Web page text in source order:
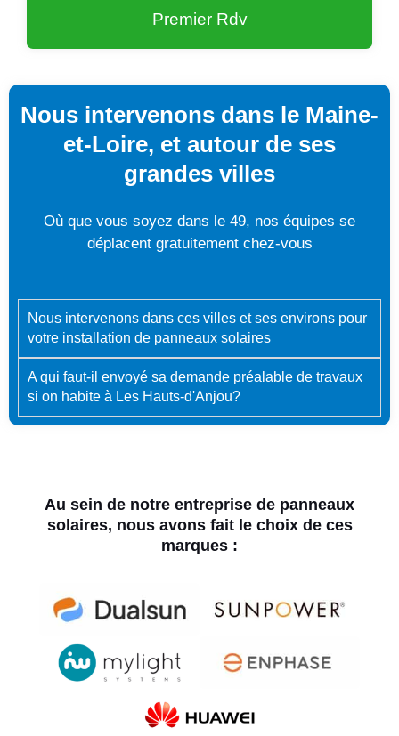
Premier Rdv
Nous intervenons dans le Maine-
et-Loire, et autour de ses
grandes villes
Où que vous soyez dans le 49, nos équipes se
déplacent gratuitement chez-vous
Nous intervenons dans ces villes et ses environs pour
votre installation de panneaux solaires
A qui faut-il envoyé sa demande préalable de travaux
si on habite à Les Hauts-d'Anjou?
Au sein de notre entreprise de panneaux
solaires, nous avons fait le choix de ces
marques :